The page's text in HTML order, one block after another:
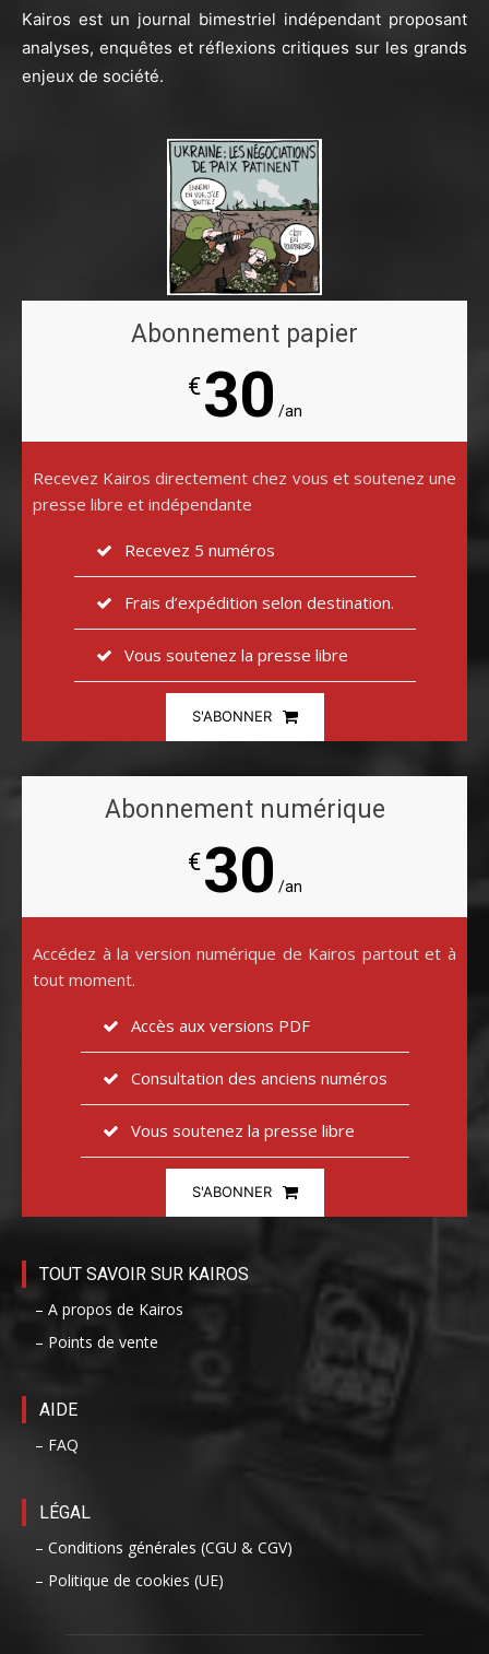
Kairos est un journal bimestriel indépendant proposant
analyses, enquêtes et réflexions critiques sur les grands
enjeux de société.
Abonnement papier
€30 /an
Recevez Kairos directement chez vous et soutenez une
presse libre et indépendante
Recevez 5 numéros
Frais d’expédition selon destination.
Vous soutenez la presse libre
S'ABONNER
Abonnement numérique
€30 /an
Accédez à la version numérique de Kairos partout et à
tout moment.
Accès aux versions PDF
Consultation des anciens numéros
Vous soutenez la presse libre
S'ABONNER
TOUT SAVOIR SUR KAIROS
– A propos de Kairos
– Points de vente
AIDE
– FAQ
LÉGAL
– Conditions générales (CGU & CGV)
– Politique de cookies (UE)